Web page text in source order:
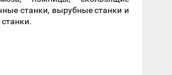
станки, вырубные станки и